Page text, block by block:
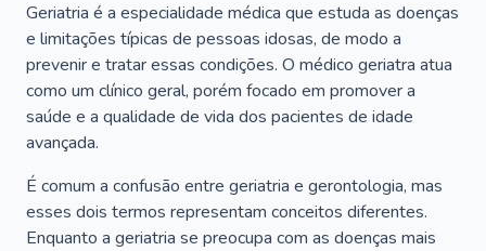
Geriatria é a especialidade médica que estuda as doenças
e limitações típicas de pessoas idosas, de modo a
prevenir e tratar essas condições. O médico geriatra atua
como um clínico geral, porém focado em promover a
saúde e a qualidade de vida dos pacientes de idade
avançada.
É comum a confusão entre geriatria e gerontologia, mas
esses dois termos representam conceitos diferentes.
Enquanto a geriatria se preocupa com as doenças mais